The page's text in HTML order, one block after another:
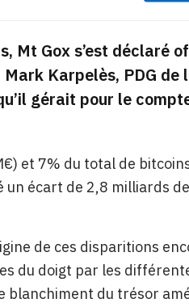
Mt Gox s’est déclaré
Karpelès, PDG de
gérait pour le
et 7% du total de
écart de 2,8 milliards
de ces disparitions
du doigt par les
du trésor